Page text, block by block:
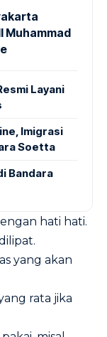
Muhammad
Layani
Imigrasi
Soetta
Bandara
hati hati.
yang akan
rata jika